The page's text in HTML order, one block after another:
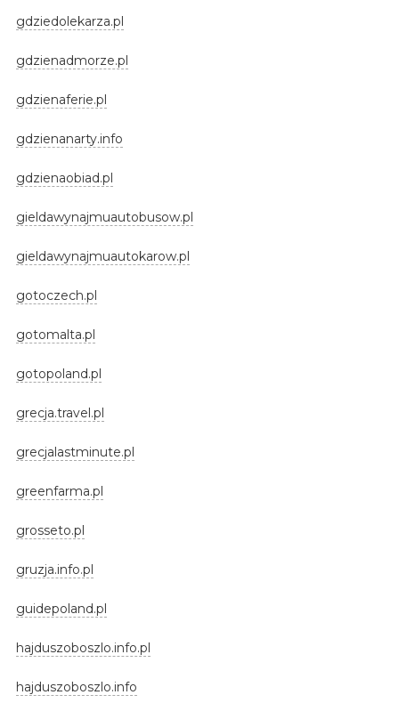
gdziedolekarza.pl
gdzienadmorze.pl
gdzienaferie.pl
gdzienanarty.info
gdzienaobiad.pl
gieldawynajmuautobusow.pl
gieldawynajmuautokarow.pl
gotoczech.pl
gotomalta.pl
gotopoland.pl
grecja.travel.pl
grecjalastminute.pl
greenfarma.pl
grosseto.pl
gruzja.info.pl
guidepoland.pl
hajduszoboszlo.info.pl
hajduszoboszlo.info